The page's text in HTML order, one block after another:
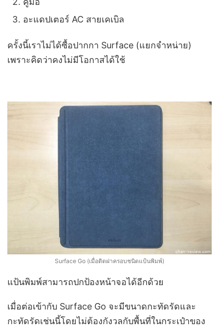
อะแดปเตอร์ AC สายเคเบิล
ครั้งนี้เราไม่ได้ซื้อปากกา Surface (แยกจำหน่าย)
เพราะคิดว่าคงไม่มีโอกาสได้ใช้
Surface Go (เมื่อติดฝาครอบชนิดแป้นพิมพ์)
แป้นพิมพ์สามารถปกป้องหน้าจอได้อีกด้วย
เมื่อต่อเข้ากับ Surface Go จะมีขนาดกะทัดรัดและ
กะทัดรัดเช่นนี้โดยไม่ต้องกังวลกับพื้นที่ในกระเป๋าของ